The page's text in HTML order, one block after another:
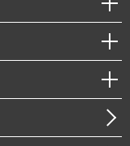
災（政策）